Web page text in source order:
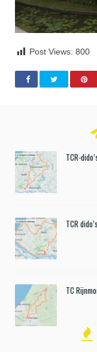
Post Views: 800
TCR-
TCR
TC